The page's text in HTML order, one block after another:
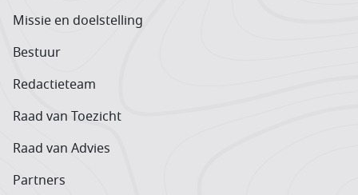
Missie en doelstelling
Bestuur
Redactieteam
Raad van Toezicht
Raad van Advies
Partners